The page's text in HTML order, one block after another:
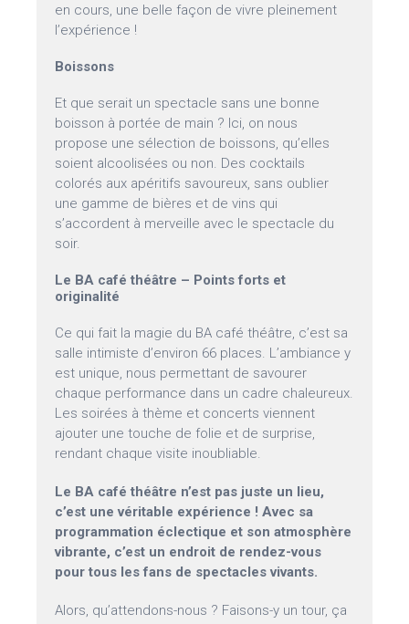
en cours, une belle façon de vivre pleinement
l’expérience !
Boissons
Et que serait un spectacle sans une bonne
boisson à portée de main ? Ici, on nous
propose une sélection de boissons, qu’elles
soient alcoolisées ou non. Des cocktails
colorés aux apéritifs savoureux, sans oublier
une gamme de bières et de vins qui
s’accordent à merveille avec le spectacle du
soir.
Le BA café théâtre – Points forts et
originalité
Ce qui fait la magie du BA café théâtre, c’est sa
salle intimiste d’environ 66 places. L’ambiance y
est unique, nous permettant de savourer
chaque performance dans un cadre chaleureux.
Les soirées à thème et concerts viennent
ajouter une touche de folie et de surprise,
rendant chaque visite inoubliable.
Le BA café théâtre n’est pas juste un lieu,
c’est une véritable expérience ! Avec sa
programmation éclectique et son atmosphère
vibrante, c’est un endroit de rendez-vous
pour tous les fans de spectacles vivants.
Alors, qu’attendons-nous ? Faisons-y un tour, ça